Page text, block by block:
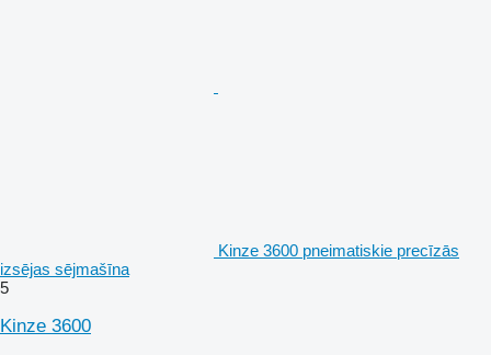
Kinze 3600 pneimatiskie precīzās
izsējas sējmašīna
5
Kinze 3600